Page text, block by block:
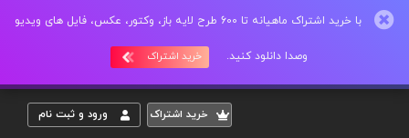
با خرید اشتراک ماهیانه تا 600 طرح لایه باز، وکتور، عکس، فایل های ویدیو
وصدا دانلود کنید. خرید اشتراک
خريد اشتراک ورود و ثبت نام